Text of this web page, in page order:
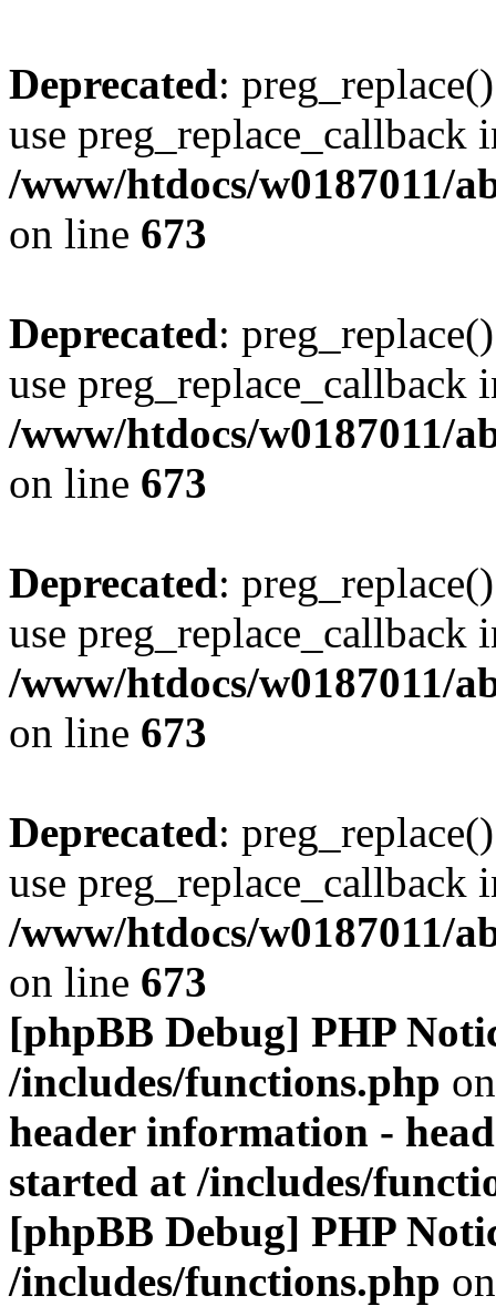
Deprecated:
use preg_replace_callback
/www/htdocs/w0187011/
on line 673
Deprecated:
use preg_replace_callback
/www/htdocs/w0187011/
on line 673
Deprecated:
use preg_replace_callback
/www/htdocs/w0187011/
on line 673
Deprecated:
use preg_replace_callback
/www/htdocs/w0187011/
on line 673
[phpBB Debug] PHP
/includes/functions.php
header information -
started at /includes/
[phpBB Debug] PHP
/includes/functions.php